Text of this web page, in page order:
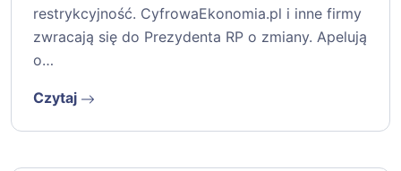
restrykcyjność. CyfrowaEkonomia.pl i inne firmy
zwracają się do Prezydenta RP o zmiany. Apelują
o…
Czytaj